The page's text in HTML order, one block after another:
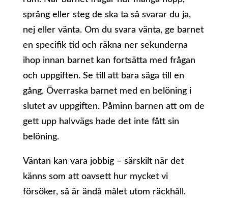
språng eller steg de ska ta så svarar du ja,
nej eller vänta. Om du svara vänta, ge barnet
en specifik tid och räkna ner sekunderna
ihop innan barnet kan fortsätta med frågan
och uppgiften. Se till att bara säga till en
gång. Överraska barnet med en belöning i
slutet av uppgiften. Påminn barnen att om de
gett upp halvvägs hade det inte fått sin
belöning.
Väntan kan vara jobbig – särskilt när det
känns som att oavsett hur mycket vi
försöker, så är ändå målet utom räckhåll.